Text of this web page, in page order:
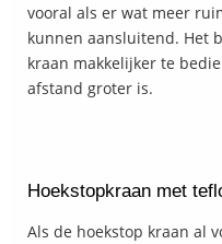
vooral als er wat meer
kunnen aansluitend. Het
kraan makkelijker te
afstand groter is.
Hoekstopkraan met
Als de hoekstop kraan al